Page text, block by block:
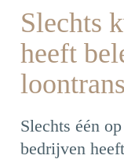
Slechts
heeft
Slechts één
bedrijven